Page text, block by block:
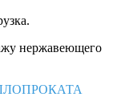
нержавеющего